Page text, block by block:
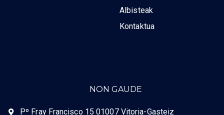
Albisteak
Kontaktua
NON GAUDE
Pº Fray Francisco 15 01007 Vitoria-Gasteiz